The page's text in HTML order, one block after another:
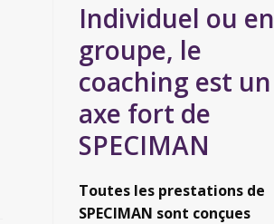
Individuel ou en
groupe, le
coaching est un
axe fort de
SPECIMAN
Toutes les prestations de
SPECIMAN sont conçues